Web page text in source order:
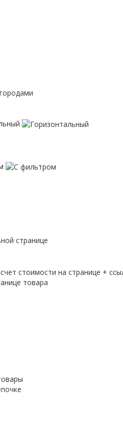
странице
стоимости на странице +
товара